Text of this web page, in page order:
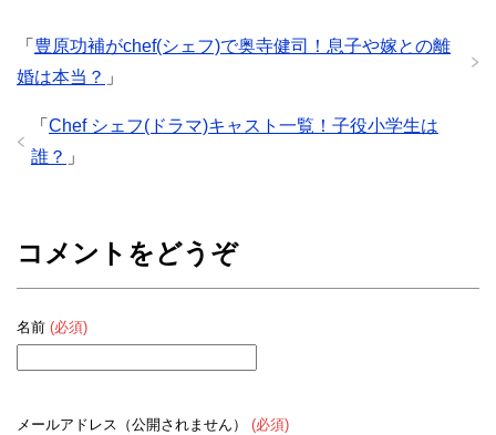
「 豊原功補がchef(シェフ)で奥寺健司！息子や嫁との離
婚は本当？ 」
「 Chef シェフ(ドラマ)キャスト一覧！子役小学生は
誰？ 」
コメントをどうぞ
名前 (必須)
メールアドレス（公開されません） (必須)